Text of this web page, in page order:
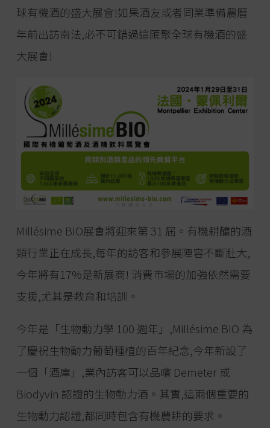
球有機酒的盛大展會!如果酒友或者同業準備農曆
年前出訪南法,必不可錯過這匯聚全球有機酒的盛
大展會!
Millésime BIO展會將迎來第 31 屆。有機耕釀的酒
類行業正在成長,每年的訪客和參展陣容不斷壯大,
今年將有17%是新展商! 消費市場的加強依然需要
支援,尤其是教育和培訓。
今年是「生物動力學 100 週年」,Millésime BIO 為
了慶祝生物動力葡萄種植的百年紀念,今年新設了
一個「酒庫」,業內訪客可以品嚐 Demeter 或
Biodyvin 認證的生物動力酒。其實,這兩個重要的
生物動力認證,都同時包含有機農耕的要求。